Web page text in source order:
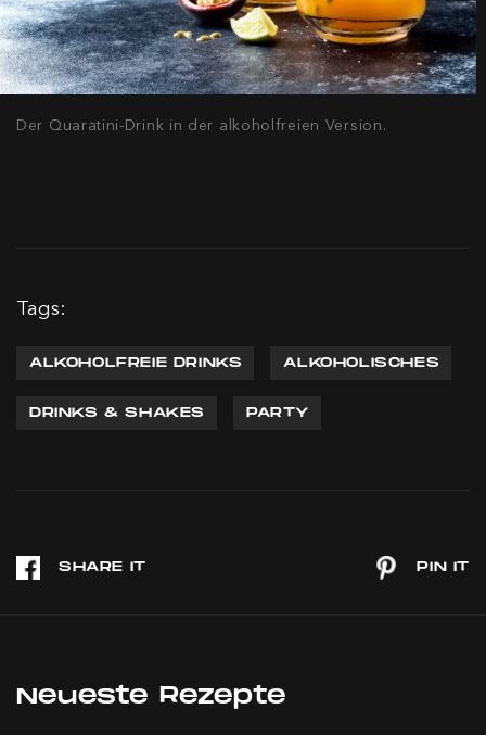
Der Quaratini-Drink in der alkoholfreien Version.
Tags:
ALKOHOLFREIE DRINKS ALKOHOLISCHES
DRINKS & SHAKES PARTY
Neueste Rezepte